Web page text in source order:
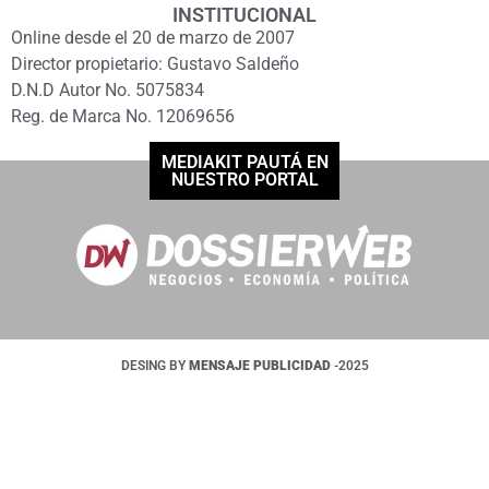
INSTITUCIONAL
Online desde el 20 de marzo de 2007
Director propietario: Gustavo Saldeño
D.N.D Autor No. 5075834
Reg. de Marca No. 12069656
MEDIAKIT PAUTÁ EN
NUESTRO PORTAL
DESING BY MENSAJE PUBLICIDAD -2025